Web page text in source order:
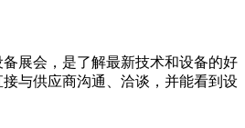
展会，是了解最新技术和设备的好
与供应商沟通、洽谈，并能看到设